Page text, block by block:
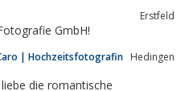
und Erfahrungen mit anderen
Erstfeld
GmbH!
| Hochzeitsfotografin Hedingen
die romantische